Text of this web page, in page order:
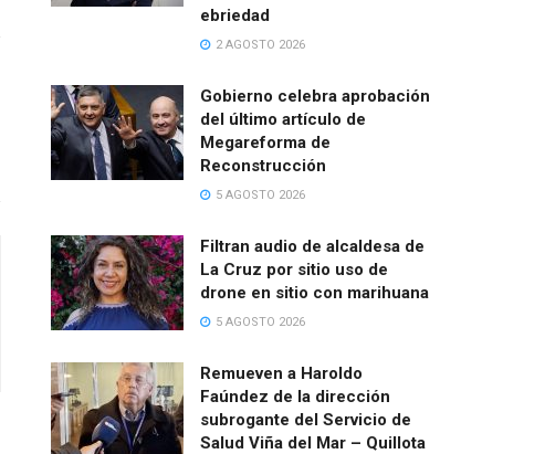
ebriedad
2 AGOSTO 2026
Gobierno celebra aprobación
del último artículo de
Megareforma de
Reconstrucción
5 AGOSTO 2026
Filtran audio de alcaldesa de
La Cruz por sitio uso de
drone en sitio con marihuana
5 AGOSTO 2026
Remueven a Haroldo
Faúndez de la dirección
subrogante del Servicio de
Salud Viña del Mar – Quillota